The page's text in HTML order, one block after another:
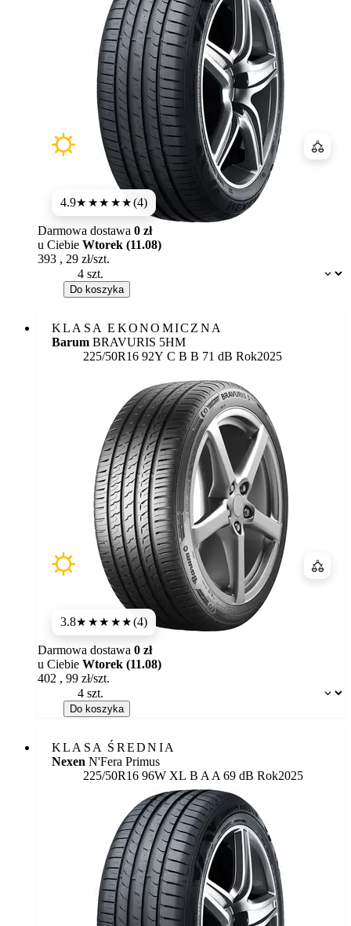
4.9★★★★★(4)
Dostępność:
Darmowa dostawa 0 zł
u Ciebie Wtorek (11.08)
393 , 29 zł/szt.
Do koszyka
KLASA EKONOMICZNA
Barum BRAVURIS 5HM
225/50R16 92Y Etykieta:
C B B 71 dB Rok2025
3.8★★★★★(4)
Dostępność:
Darmowa dostawa 0 zł
u Ciebie Wtorek (11.08)
402 , 99 zł/szt.
Do koszyka
KLASA ŚREDNIA
Nexen N'Fera Primus
225/50R16 96W XL Etykieta:
B A A 69 dB Rok2025